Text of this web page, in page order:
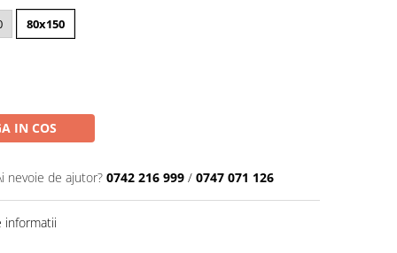
80x150
IN COS
nevoie de ajutor? 0742 216 999 / 0747 071 126
informatii